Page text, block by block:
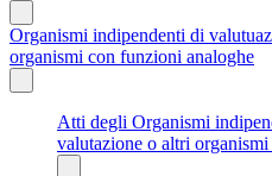
Organismi indipendenti di
organismi con funzioni analoghe
Atti degli Organismi
valutazione o altri